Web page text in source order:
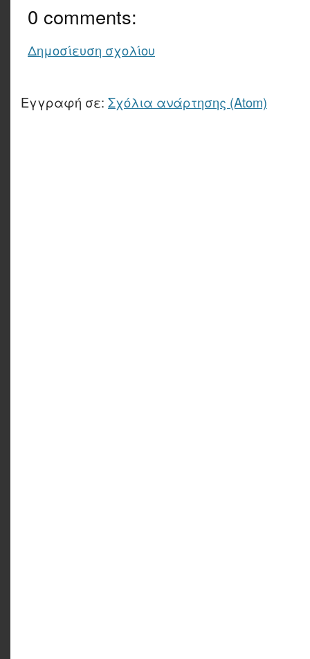
0 comments:
Δημοσίευση σχολίου
Εγγραφή σε: Σχόλια ανάρτησης (Atom)